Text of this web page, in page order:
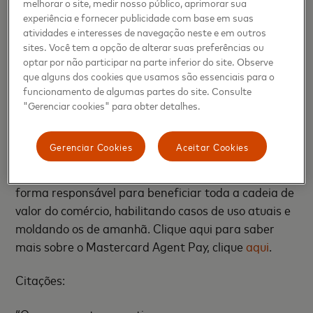
agentivas seguras. O framework exige registro e
verificação dos agentes antes que qualquer
transação possa ocorrer na rede Mastercard e
permite que comerciantes de todos os tamanhos se
beneficiem das experiências de agentic commerce,
ajudando a reconhecer agentes de IA confiáveis e a
mínimo esforço.
forma responsável para beneficiar toda a cadeia de
valor do comércio, habilitando casos de uso atuais e
moldando os de amanhã. Clique aqui para saber
mais sobre o Mastercard Agent Pay, cliqueaqui.
Citações:
experiência e fornecer publicidade com base em suas
atividades e interesses de navegação neste e em outros
sites. Você tem a opção de alterar suas preferências ou
optar por não participar na parte inferior do site. Observe
que alguns dos cookies que usamos são essenciais para o
funcionamento de algumas partes do site. Consulte
"Gerenciar cookies" para obter detalhes.
Aceitar Cookies
Gerenciar Cookies